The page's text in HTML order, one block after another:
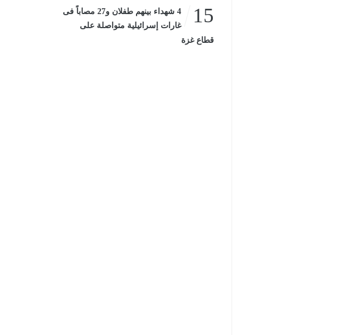
15
4 شهداء بينهم طفلان و27 مصاباً فى
غارات إسرائيلية متواصلة على
قطاع غزة